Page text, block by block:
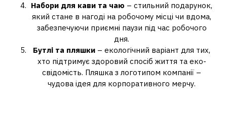
Набори для кави та чаю – стильний подарунок,
який стане в нагоді на робочому місці чи вдома,
забезпечуючи приємні паузи під час робочого
дня.
Бутлі та пляшки – екологічний варіант для тих,
хто підтримує здоровий спосіб життя та еко-
свідомість. Пляшка з логотипом компанії –
чудова ідея для корпоративного мерчу.